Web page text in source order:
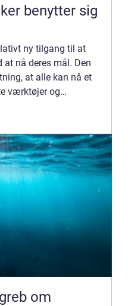
benytter sig
ny tilgang til at
nå deres mål. Den
at alle kan nå et
værktøjer og
om